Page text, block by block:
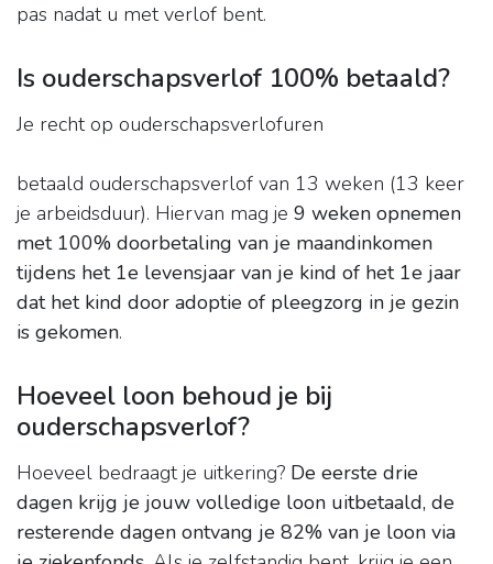
pas nadat u met verlof bent.
Is ouderschapsverlof 100% betaald?
Je recht op ouderschapsverlofuren
betaald ouderschapsverlof van 13 weken (13 keer
je arbeidsduur). Hiervan mag je 9 weken opnemen
met 100% doorbetaling van je maandinkomen
tijdens het 1e levensjaar van je kind of het 1e jaar
dat het kind door adoptie of pleegzorg in je gezin
is gekomen.
Hoeveel loon behoud je bij
ouderschapsverlof?
Hoeveel bedraagt je uitkering? De eerste drie
dagen krijg je jouw volledige loon uitbetaald, de
resterende dagen ontvang je 82% van je loon via